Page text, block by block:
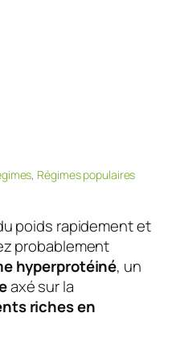
, Régimes populaires
poids rapidement et
probablement
hyperprotéiné, un
axé sur la
riches en